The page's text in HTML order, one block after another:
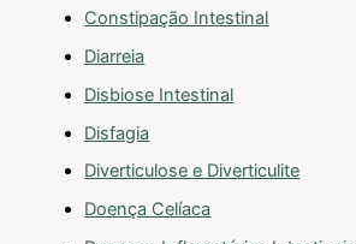
Constipação Intestinal
Diarreia
Disbiose Intestinal
Disfagia
Diverticulose e Diverticulite
Doença Celíaca